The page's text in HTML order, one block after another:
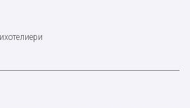
хотелиери